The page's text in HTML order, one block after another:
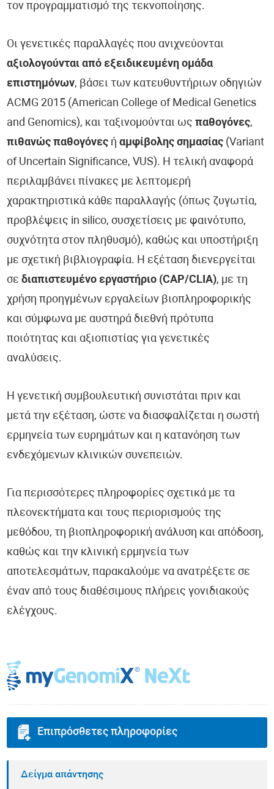
τον προγραμματισμό της τεκνοποίησης.
Οι γενετικές παραλλαγές που ανιχνεύονται
αξιολογούνται από εξειδικευμένη ομάδα
επιστημόνων, βάσει των κατευθυντήριων οδηγιών
ACMG 2015 (American College of Medical Genetics
and Genomics), και ταξινομούνται ωςπαθογόνες,
πιθανώς παθογόνες ήαμφίβολης σημασίας (Variant
of Uncertain Significance, VUS). Η τελική αναφορά
περιλαμβάνει πίνακες με λεπτομερή
χαρακτηριστικά κάθε παραλλαγής (όπως ζυγωτία,
προβλέψεις in silico, συσχετίσεις με φαινότυπο,
συχνότητα στον πληθυσμό), καθώς και υποστήριξη
με σχετική βιβλιογραφία. Η εξέταση διενεργείται
σεδιαπιστευμένο εργαστήριο (CAP/CLIA), με τη
χρήση προηγμένων εργαλείων βιοπληροφορικής
και σύμφωνα με αυστηρά διεθνή πρότυπα
ποιότητας και αξιοπιστίας για γενετικές
αναλύσεις.
Η γενετική συμβουλευτική συνιστάται πριν και
μετά την εξέταση, ώστε να διασφαλίζεται η σωστή
ερμηνεία των ευρημάτων και η κατανόηση των
ενδεχόμενων κλινικών συνεπειών.
Για περισσότερες πληροφορίες σχετικά με τα
πλεονεκτήματα και τους περιορισμούς της
μεθόδου, τη βιοπληροφορική ανάλυση και απόδοση,
καθώς και την κλινική ερμηνεία των
αποτελεσμάτων, παρακαλούμε να ανατρέξετε σε
έναν από τους διαθέσιμους πλήρεις γονιδιακούς
ελέγχους.
Επιπρόσθετες πληροφορίες
Δείγμα απάντησης